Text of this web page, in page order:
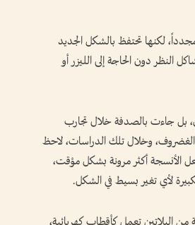
لكنها تحتفظ بالشكل الجديد
دون الحاجة إلى الليزر أو
بل جاءت بالصدفة خلال تجارب
وخلال تلك الدراسات، لاحظ
الأنسجة أكثر مرونة بشكل مؤقت،
لأي تغير بسيط في الشكل.